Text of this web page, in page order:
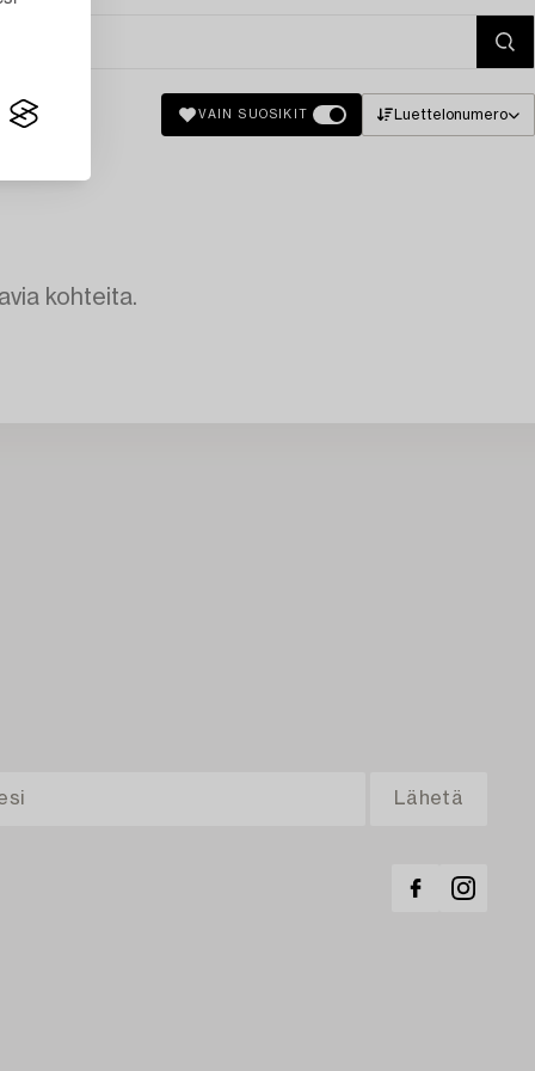
VAIN SUOSIKIT Luettelonumero
kohteita.